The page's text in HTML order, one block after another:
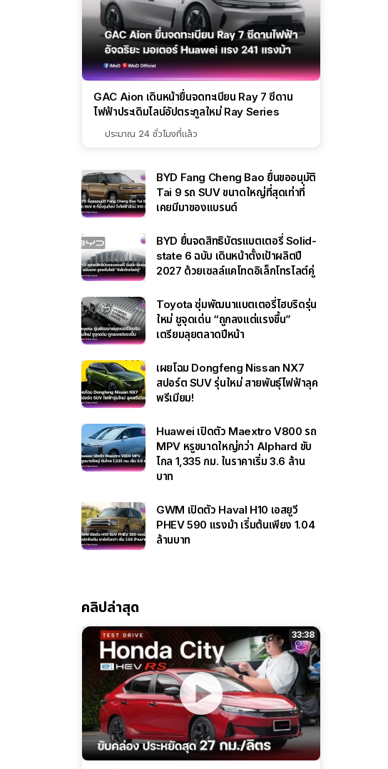
GAC Aion เดินหน้ายื่นจดทะเบียน Ray 7 ซีดาน
ไฟฟ้าประเดิมไลน์อัปตระกูลใหม่ Ray Series
ประมาณ 24 ชั่วโมงที่แล้ว
BYD Fang Cheng Bao ยื่นขออนุมัติ
Tai 9 รถ SUV ขนาดใหญ่ที่สุดเท่าที่
เคยมีมาของแบรนด์
BYD ยื่นจดสิทธิบัตรแบตเตอรี่ Solid-
state 6 ฉบับ เดินหน้าตั้งเป้าผลิตปี
2027 ด้วยเซลล์แคโทดอิเล็กโทรไลต์คู่
Toyota ซุ่มพัฒนาแบตเตอรี่ไฮบริดรุ่น
ใหม่ ชูจุดเด่น “ถูกลงแต่แรงขึ้น”
เตรียมลุยตลาดปีหน้า
เผยโฉม Dongfeng Nissan NX7
สปอร์ต SUV รุ่นใหม่ สายพันธุ์ไฟฟ้าลุค
พรีเมียม!
Huawei เปิดตัว Maextro V800 รถ
MPV หรูขนาดใหญ่กว่า Alphard ขับ
ไกล 1,335 กม. ในราคาเริ่ม 3.6 ล้าน
บาท
GWM เปิดตัว Haval H10 เอสยูวี
PHEV 590 แรงม้า เริ่มต้นเพียง 1.04
ล้านบาท
คลิปล่าสุด
33:38